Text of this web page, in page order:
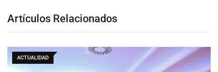
Artículos Relacionados
ACTUALIDAD